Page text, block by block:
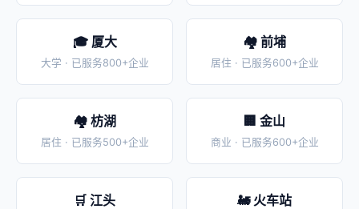
🎓 厦大
大学 · 已服务800+企业
🏘️ 前埔
居住 · 已服务600+企业
🏘️ 枋湖
居住 · 已服务500+企业
🏢 金山
商业 · 已服务600+企业
🛒 江头 🚂 火车站